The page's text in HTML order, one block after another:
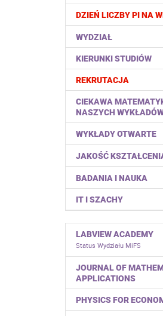
DZIEŃ LICZBY PI NA
WYDZIAŁ
KIERUNKI STUDIÓW
REKRUTACJA
CIEKAWA
NASZYCH
WYKŁADY OTWARTE
JAKOŚĆ
BADANIA I NAUKA
IT I SZACHY
LABVIEW ACADEMY
Status Wydziału MiFS
JOURNAL OF
APPLICATIONS
PHYSICS FOR